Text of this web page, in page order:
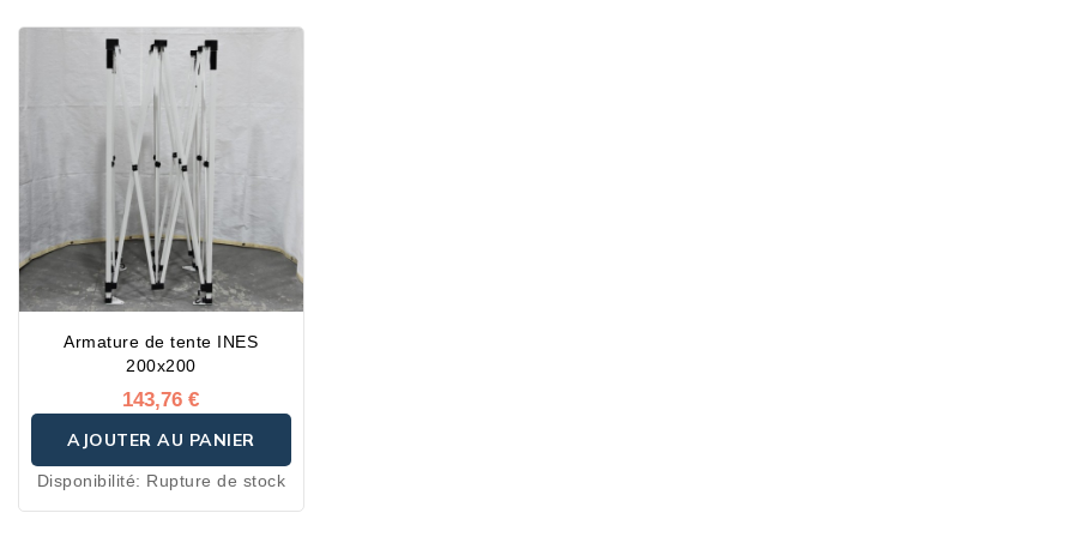
Armature de tente INES
200x200
143,76 €
AJOUTER AU PANIER
Disponibilité: Rupture de stock